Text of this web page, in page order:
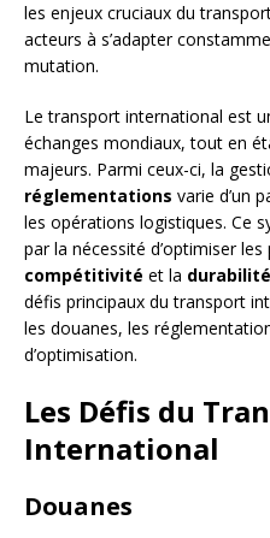
les enjeux cruciaux du
acteurs à s’adapter
mutation.
Le transport international est
échanges mondiaux, tout en
majeurs. Parmi ceux-ci, la
réglementations varie d’un
les opérations logistiques. Ce
par la nécessité d’optimiser
compétitivité et la durabilité
défis principaux du transport
les douanes, les
d’optimisation.
Les Défis du
International
Douanes